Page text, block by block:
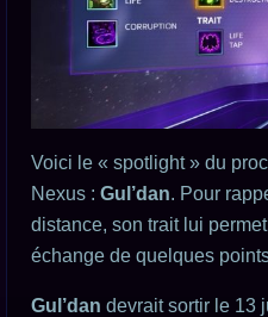
Voici le « spotlight » du
Nexus : Gul’dan. Pour
distance, son trait lui
échange de quelques
Gul’dan devrait sortir le 13